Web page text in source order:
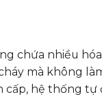
chứa nhiều
mà không
hệ thống tự